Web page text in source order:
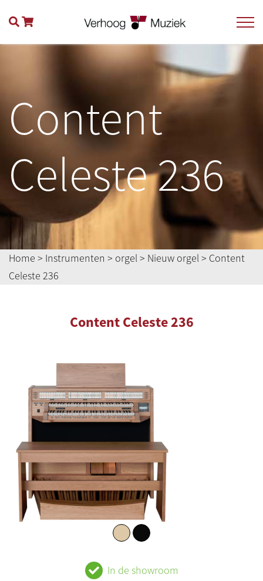
Content
Celeste 236
Home > Instrumenten > orgel> Nieuw orgel> Content
Celeste 236
Content Celeste 236
In de showroom